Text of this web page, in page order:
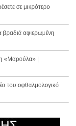
σε μικρότερο
βραδιά αφιερωμένη
«Μαρούλα» |
του οφθαλμολογικό